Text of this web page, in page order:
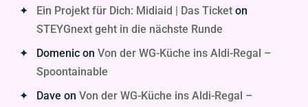
Ein Projekt für Dich: Midiaid | Das Ticketon
STEYGnext geht in die nächste Runde
Domenicon Von der WG-Küche ins Aldi-Regal –
Spoontainable
Dave on Von der WG-Küche ins Aldi-Regal –